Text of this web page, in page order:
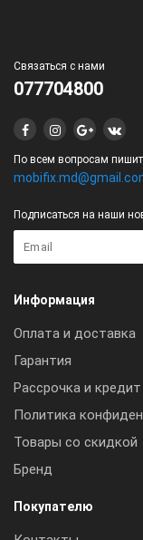
Связаться с нами
077704800
По всем вопросам
Подписаться на наши
Информация
Оплата и доставка
Гарантия
Рассрочка и кредит
Политика
Товары со скидкой
Бренд
Покупателю